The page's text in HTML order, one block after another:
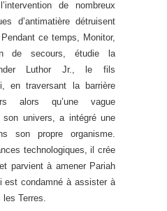
de nombreux
d’antimatière détruisent
ce temps, Monitor,
de secours, étudie la
Luthor Jr., le fils
en traversant la barrière
alors qu’une vague
son univers, a intégré une
son propre organisme.
technologiques, il crée
et parvient à amener Pariah
est condamné à assister à
les Terres.